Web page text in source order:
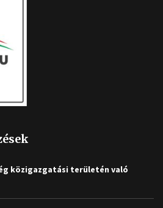
közigazgatási területén való